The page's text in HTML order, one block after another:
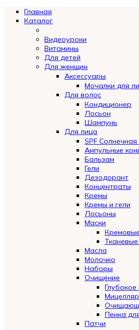
Главная
Каталог
Видеоуроки
Витамины
Для детей
Для женщин
Аксессуары
Мочалки для
Для волос
Кондиционер
Лосьон
Шампунь
Для лица
SPF
Ампульные
Бальзам
Гели
Дезодорант
Концентраты
Кремы
Кремы и гели
Лосьоны
Маски
Масла
Молочко
Наборы
Очищение
Пенка
Патчи